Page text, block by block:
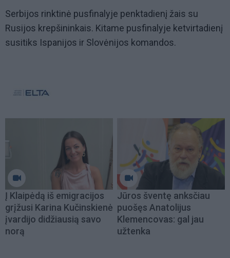
Serbijos rinktinė pusfinalyje penktadienį žais su
Rusijos krepšininkais. Kitame pusfinalyje ketvirtadienį
susitiks Ispanijos ir Slovėnijos komandos.
Į Klaipėdą iš emigracijos
grįžusi Karina Kučinskienė
įvardijo didžiausią savo
norą
Jūros šventę anksčiau
puošęs Anatolijus
Klemencovas: gal jau
užtenka